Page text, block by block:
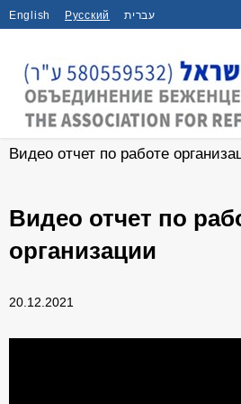
English Русский עברית
Главная / Новости /
Видео отчет по работе
Видео отчет по
организации
20.12.2021